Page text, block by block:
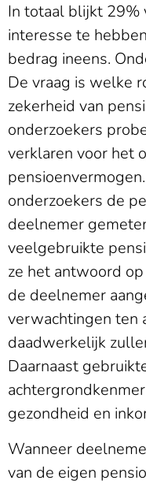
In totaal blijkt 29%
interesse te
bedrag ineens.
De vraag is welke
zekerheid van
onderzoekers
verklaren voor het
onderzoekers de
deelnemer
veelgebruikte
ze het antwoord
de deelnemer
verwachtingen ten
daadwerkelijk
Daarnaast
gezondheid en
Wanneer
van de eigen